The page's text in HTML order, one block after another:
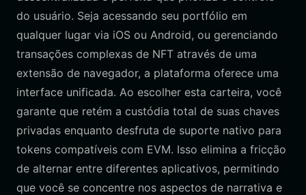
do usuário. Seja acessando seu portfólio em
qualquer lugar via iOS ou Android, ou gerenciando
transações complexas de NFT através de uma
extensão de navegador, a plataforma oferece uma
interface unificada. Ao escolher esta carteira, você
garante que retém a custódia total de suas chaves
privadas enquanto desfruta de suporte nativo para
tokens compatíveis com EVM. Isso elimina a fricção
de alternar entre diferentes aplicativos, permitindo
que você se concentre nos aspectos de narrativa e